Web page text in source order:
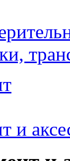
и